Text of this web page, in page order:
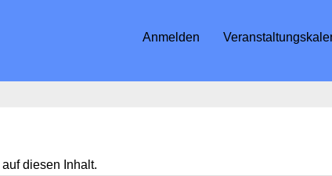
Anmelden
diesen Inhalt.